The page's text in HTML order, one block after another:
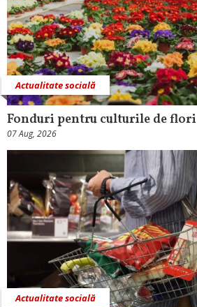
Actualitate socială
Fonduri pentru culturile de flori
07 Aug, 2026
Actualitate socială